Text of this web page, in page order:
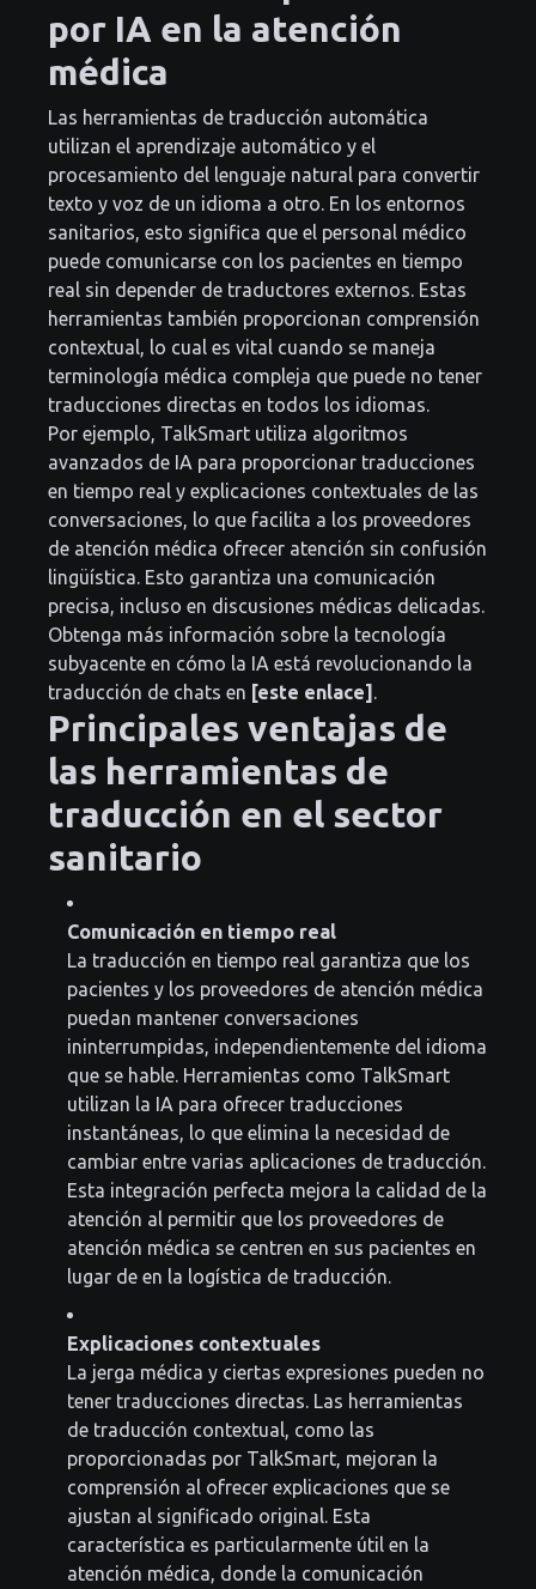
por IA en la atención
médica
Las herramientas de traducción automática
utilizan el aprendizaje automático y el
procesamiento del lenguaje natural para convertir
texto y voz de un idioma a otro. En los entornos
sanitarios, esto significa que el personal médico
puede comunicarse con los pacientes en tiempo
real sin depender de traductores externos. Estas
herramientas también proporcionan comprensión
contextual, lo cual es vital cuando se maneja
terminología médica compleja que puede no tener
traducciones directas en todos los idiomas.
Por ejemplo, TalkSmart utiliza algoritmos
avanzados de IA para proporcionar traducciones
en tiempo real y explicaciones contextuales de las
conversaciones, lo que facilita a los proveedores
de atención médica ofrecer atención sin confusión
lingüística. Esto garantiza una comunicación
precisa, incluso en discusiones médicas delicadas.
Obtenga más información sobre la tecnología
subyacente en cómo la IA está revolucionando la
traducción de chats en [este enlace]
Principales ventajas de
las herramientas de
traducción en el sector
sanitario
Comunicación en tiempo real
La traducción en tiempo real garantiza que los
pacientes y los proveedores de atención médica
puedan mantener conversaciones
ininterrumpidas, independientemente del idioma
que se hable. Herramientas como TalkSmart
utilizan la IA para ofrecer traducciones
instantáneas, lo que elimina la necesidad de
cambiar entre varias aplicaciones de traducción.
Esta integración perfecta mejora la calidad de la
atención al permitir que los proveedores de
atención médica se centren en sus pacientes en
lugar de en la logística de traducción.
Explicaciones contextuales
La jerga médica y ciertas expresiones pueden no
tener traducciones directas. Las herramientas
de traducción contextual, como las
proporcionadas por TalkSmart, mejoran la
comprensión al ofrecer explicaciones que se
ajustan al significado original. Esta
característica es particularmente útil en la
atención médica, donde la comunicación